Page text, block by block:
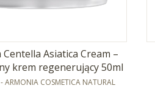
Asiatica Cream –
krem regenerujący 50ml
ARMONIA COSMETICA NATURAL